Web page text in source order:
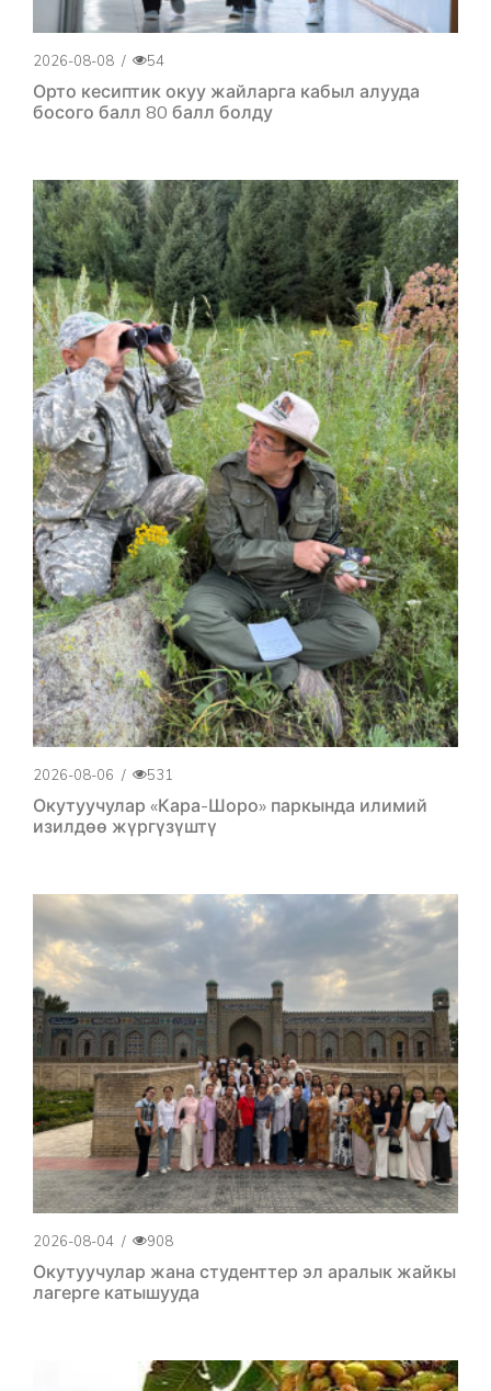
2026-08-08 / 54
Орто кесиптик окуу жайларга кабыл алууда
босого балл 80 балл болду
2026-08-06 / 531
Окутуучулар «Кара-Шоро» паркында илимий
изилдөө жүргүзүштү
2026-08-04 / 908
Окутуучулар жана студенттер эл аралык жайкы
лагерге катышууда